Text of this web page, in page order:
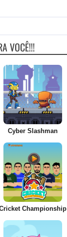
VOCÊ!!!
Cyber Slashman
Championship